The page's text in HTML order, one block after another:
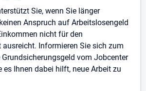
Sie, wenn Sie länger
Anspruch auf Arbeitslosengeld
nicht für den
ausreicht. Informieren Sie sich zum
Grundsicherungsgeld vom Jobcenter
es Ihnen dabei hilft, neue Arbeit zu